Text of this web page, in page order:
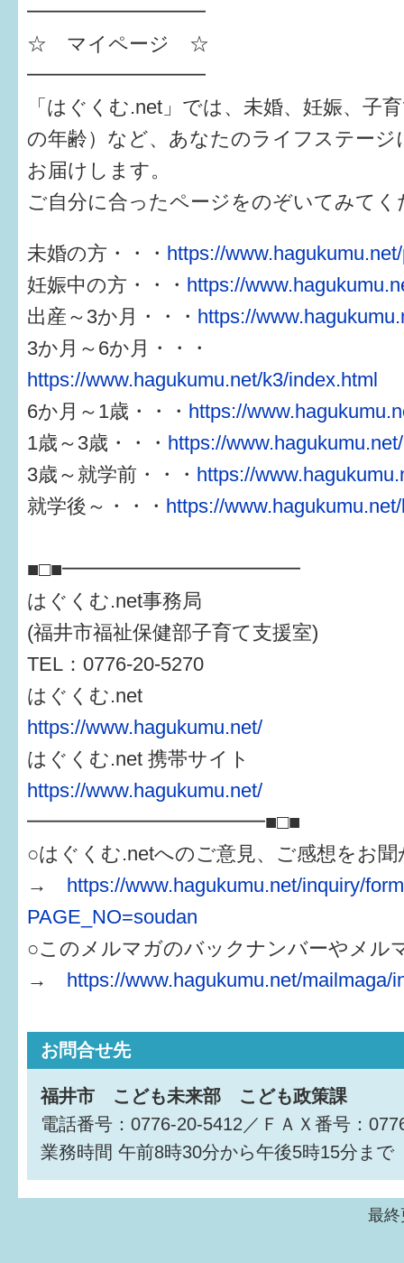
━━━━━━━━━
☆ マイページ ☆
━━━━━━━━━
「はぐくむ.net」では、未婚、妊娠、子
の年齢）など、あなたのライフステージ
お届けします。
ご自分に合ったページをのぞいてみてく
未婚の方・・・ https://
妊娠中の方・・・ https://
出産～3か月・・・ https://
3か月～6か月・・・
https://www.hagukumu.net/k3/index.html
6か月～1歳・・・ https://
1歳～3歳・・・ https://
3歳～就学前・・・ https://
就学後～・・・ https://
■□■━━━━━━━━━━━━
はぐくむ.net事務局
(福井市福祉保健部子育て支援室)
TEL：0776-20-5270
はぐくむ.net
https://www.hagukumu.net/
はぐくむ.net 携帯サイト
https://www.hagukumu.net/
━━━━━━━━━━━━■□■
○はぐくむ.netへのご意見、ご感想をお
→ https://www.hagukumu.net/inquiry/
PAGE_NO=soudan
○このメルマガのバックナンバーやメル
→ https://www.hagukumu.net/mailmaga/
お問合せ先
福井市 こども未来部 こども政策課
電話番号：0776-20-5412／ＦＡＸ番号：
業務時間 午前8時30分から午後5時15分まで
最終